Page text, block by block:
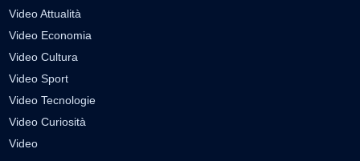
Video Attualità
Video Economia
Video Cultura
Video Sport
Video Tecnologie
Video Curiosità
Video